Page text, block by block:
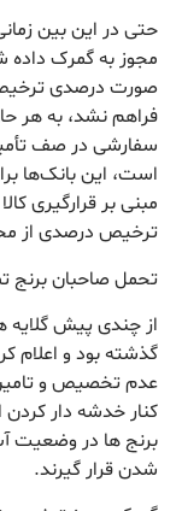
حتی در این بین
مجوز به گمرک داده
صورت درصدی ترخیص
فراهم نشد، به هر
سفارشی در صف
است، این بانک‌ها
مبنی بر قرارگیری
ترخیص درصدی از
تحمل صاحبان برنج
از چندی پیش گلایه
گذشته بود و اعلام
عدم تخصیص و
کنار خدشه دار کردن
برنج ها در وضعیت
شدن قرار گیرند.